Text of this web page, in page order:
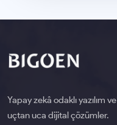
Yapay zekâ odaklı yazılım
uçtan uca dijital çözümler.